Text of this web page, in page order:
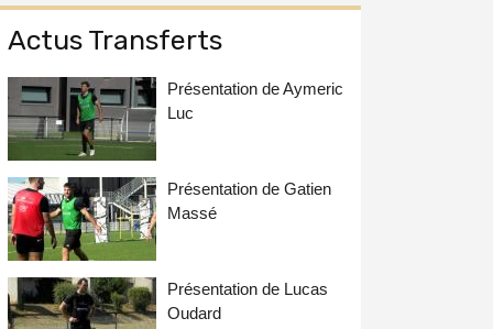
Actus Transferts
Présentation de Aymeric
Luc
Présentation de Gatien
Massé
Présentation de Lucas
Oudard